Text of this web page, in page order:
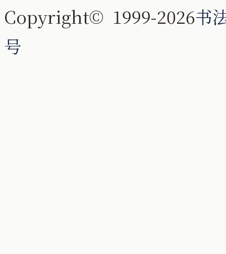
Copyright© 1999-2026书
号